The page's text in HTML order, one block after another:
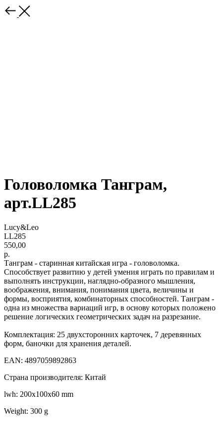
Головоломка Танграм,
арт.LL285
Lucy&Leo
LL285
550,00
р.
Танграм - старинная китайская игра - головоломка.
Способствует развитию у детей умения играть по правилам и
выполнять инструкции, наглядно-образного мышления,
воображения, внимания, понимания цвета, величины и
формы, восприятия, комбинаторных способностей. Танграм -
одна из множества вариаций игр, в основу которых положено
решение логических геометрических задач на разрезание.
Комплектация: 25 двухсторонних карточек, 7 деревянных
форм, баночки для хранения деталей.
EAN: 4897059892863
Страна производителя: Китай
lwh: 200x100x60 mm
Weight: 300 g